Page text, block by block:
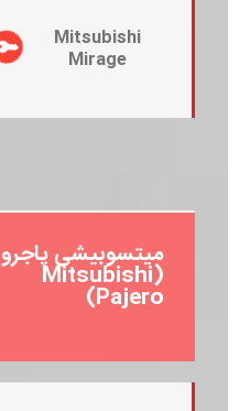
Mitsubishi
Mirage
میتسوبیشی پاجرو
(Mitsubishi
Pajero)